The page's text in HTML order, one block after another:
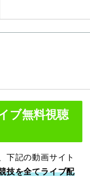
ブ無料視聴
下記の動画サイト
技を全てライブ配